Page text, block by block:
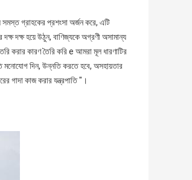
সমস্ত গ্রাহকের প্রশংসা অর্জন করে, এটি
দক্ষ দক্ষ হয়ে উঠুন, বাণিজ্যকে অগ্রণী অসামান্য
করার কারণ তৈরি করি e আমরা মূল ধারণাটির
মনোযোগ দিন, উন্নতি করতে হবে, অসহায়তার
গাদা কাজ করার যন্ত্রপাতি "।